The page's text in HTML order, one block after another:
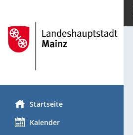
Startseite
Kalender